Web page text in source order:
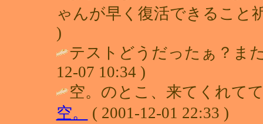
ゃんが早く復活できること
)
テストどうだったぁ？ま
12-07 10:34 )
空。のとこ、来てくれて
空。
( 2001-12-01 22:33 )